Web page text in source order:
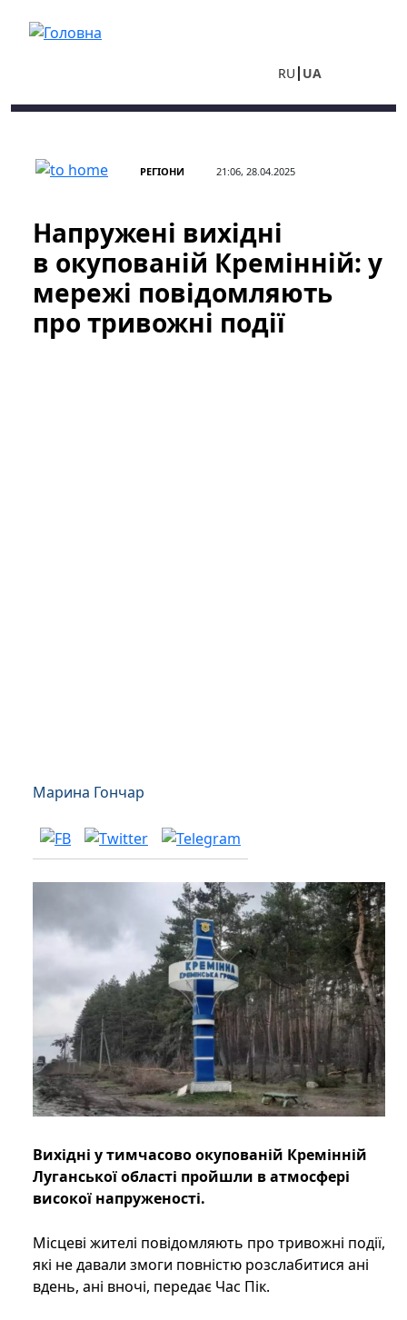
RU UA
РЕГІОНИ 21:06, 28.04.2025
Напружені вихідні
в окупованій Кремінній: у
мережі повідомляють
про тривожні події
Марина Гончар
Вихідні у тимчасово окупованій Кремінній
Луганської області пройшли в атмосфері
високої напруженості.
Місцеві жителі повідомляють про тривожні події,
які не давали змоги повністю розслабитися ані
вдень, ані вночі, передає Час Пік.